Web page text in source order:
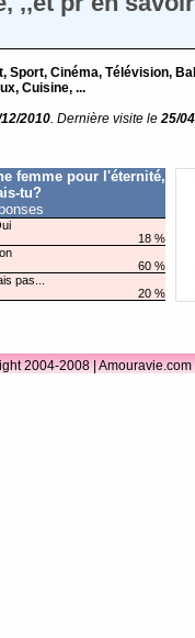
Sport, Cinéma, Télévision,
Cuisine, ...
2010. Dernière visite le25/
femme pour l'éternité,
tu?
18 %
60 %
pas...
20 %
2004-2008 |